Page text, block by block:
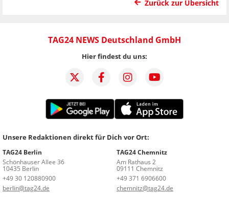
Zurück zur Übersicht
TAG24 NEWS Deutschland GmbH
Hier findest du uns:
Unsere Redaktionen direkt für Dich vor Ort:
TAG24 Berlin
Schönhauser Allee 36
10435 Berlin
+49 30 120880900
berlin@tag24.de
TAG24 Chemnitz
Am Rathaus 2
09111 Chemnitz
+49 371 6906600
chemnitz@tag24.de